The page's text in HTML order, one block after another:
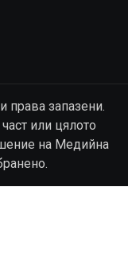
права запазени.
или цялото
на Медийна